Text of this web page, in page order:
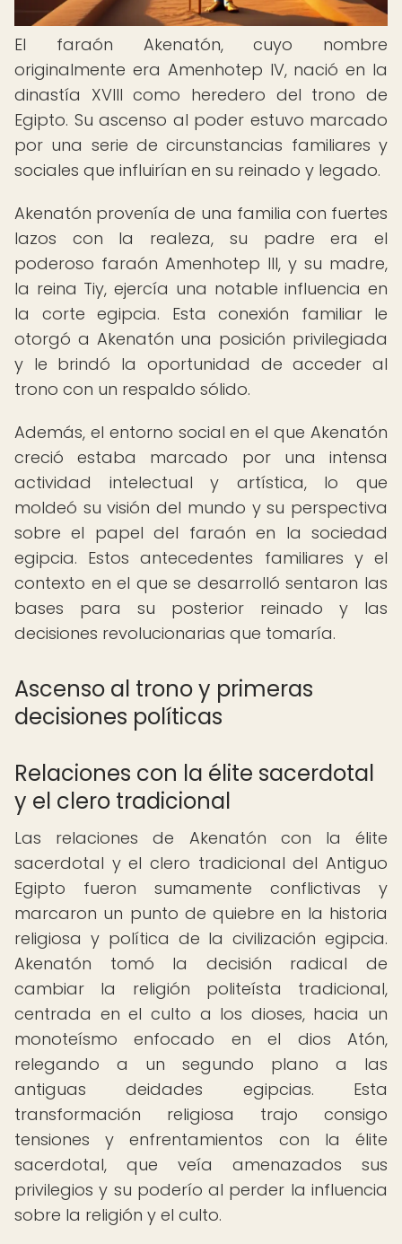
El faraón Akenatón, cuyo nombre
originalmente era Amenhotep IV, nació en la
dinastía XVIII como heredero del trono de
Egipto. Su ascenso al poder estuvo marcado
por una serie de circunstancias familiares y
sociales que influirían en su reinado y legado.
Akenatón provenía de una familia con fuertes
lazos con la realeza, su padre era el
poderoso faraón Amenhotep III, y su madre,
la reina Tiy, ejercía una notable influencia en
la corte egipcia. Esta conexión familiar le
otorgó a Akenatón una posición privilegiada
y le brindó la oportunidad de acceder al
trono con un respaldo sólido.
Además, el entorno social en el que Akenatón
creció estaba marcado por una intensa
actividad intelectual y artística, lo que
moldeó su visión del mundo y su perspectiva
sobre el papel del faraón en la sociedad
egipcia. Estos antecedentes familiares y el
contexto en el que se desarrolló sentaron las
bases para su posterior reinado y las
decisiones revolucionarias que tomaría.
Ascenso al trono y primeras
decisiones políticas
Relaciones con la élite sacerdotal
y el clero tradicional
Las relaciones de Akenatón con la élite
sacerdotal y el clero tradicional del Antiguo
Egipto fueron sumamente conflictivas y
marcaron un punto de quiebre en la historia
religiosa y política de la civilización egipcia.
Akenatón tomó la decisión radical de
cambiar la religión politeísta tradicional,
centrada en el culto a los dioses, hacia un
monoteísmo enfocado en el dios Atón,
relegando a un segundo plano a las
antiguas deidades egipcias. Esta
transformación religiosa trajo consigo
tensiones y enfrentamientos con la élite
sacerdotal, que veía amenazados sus
privilegios y su poderío al perder la influencia
sobre la religión y el culto.